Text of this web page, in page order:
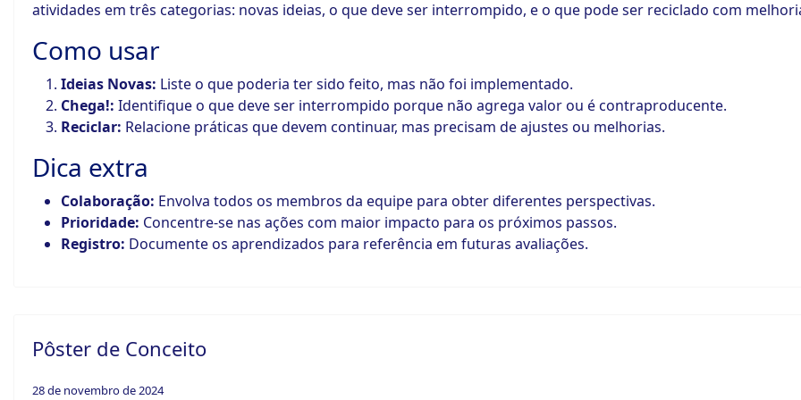
atividades em três categorias: novas ideias, o que deve ser interrompido, e o que pode ser reciclado com
Como usar
Ideias Novas: Liste o que poderia ter sido feito, mas não foi implementado.
Chega!: Identifique o que deve ser interrompido porque não agrega valor ou é contraproducente.
Reciclar: Relacione práticas que devem continuar, mas precisam de ajustes ou melhorias.
Dica extra
Colaboração: Envolva todos os membros da equipe para obter diferentes perspectivas.
Prioridade: Concentre-se nas ações com maior impacto para os próximos passos.
Registro: Documente os aprendizados para referência em futuras avaliações.
Pôster de Conceito
28 de novembro de 2024